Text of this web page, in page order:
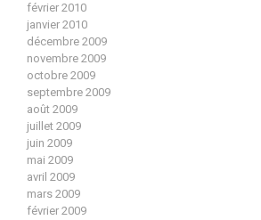
février 2010
janvier 2010
décembre 2009
novembre 2009
octobre 2009
septembre 2009
août 2009
juillet 2009
juin 2009
mai 2009
avril 2009
mars 2009
février 2009